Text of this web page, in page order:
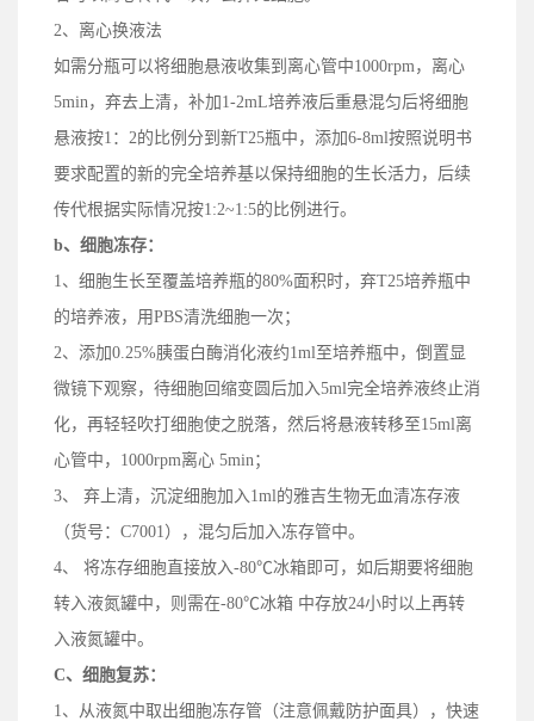
2、离心换液法
如需分瓶可以将细胞悬液收集到离心管中1000rpm，离心
5min，弃去上清，补加1-2mL培养液后重悬混匀后将细胞
悬液按1：2的比例分到新T25瓶中，添加6-8ml按照说明书
要求配置的新的完全培养基以保持细胞的生长活力，后续
传代根据实际情况按1:2~1:5的比例进行。
b、 细胞冻存：
1、细胞生长至覆盖培养瓶的80%面积时，弃T25培养瓶中
的培养液，用PBS清洗细胞一次；
2、添加0.25%胰蛋白酶消化液约1ml至培养瓶中，倒置显
微镜下观察，待细胞回缩变圆后加入5ml完全培养液终止消
化，再轻轻吹打细胞使之脱落，然后将悬液转移至15ml离
心管中，1000rpm离心 5min；
3、 弃上清，沉淀细胞加入1ml的雅吉生物无血清冻存液
（货号： C7001），混匀后加入冻存管中。
4、 将冻存细胞直接放入-80℃冰箱即可，如后期要将细胞
转入液氮罐中， 则 需在-80℃冰箱 中存放24小时以上再转
入液氮罐中。
C、 细胞复苏：
1、
从液氮中取出细胞冻存管（注意佩戴 防护面具），快速